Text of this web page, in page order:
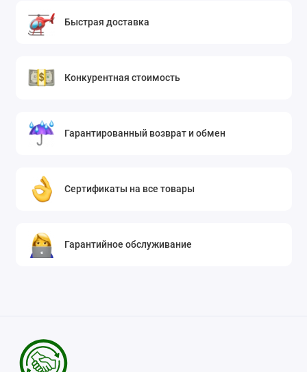
Быстрая доставка
Конкурентная стоимость
Гарантированный возврат и обмен
Сертификаты на все товары
Гарантийное обслуживание